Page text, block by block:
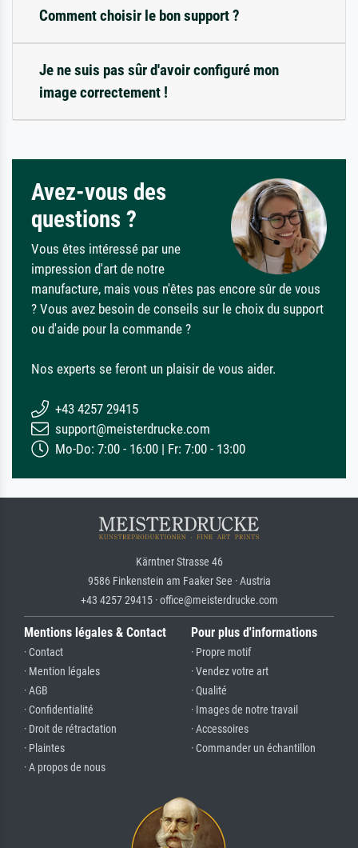
Comment choisir le bon support ?
Je ne suis pas sûr d'avoir configuré mon
image correctement !
Avez-vous des
questions ?
Vous êtes intéressé par une
impression d'art de notre
manufacture, mais vous n'êtes pas encore sûr de vous
? Vous avez besoin de conseils sur le choix du support
ou d'aide pour la commande ?
Nos experts se feront un plaisir de vous aider.
+43 4257 29415
support@meisterdrucke.com
Mo-Do: 7:00 - 16:00 | Fr: 7:00 - 13:00
Kärntner Strasse 46
9586 Finkenstein am Faaker See · Austria
+43 4257 29415 · office@meisterdrucke.com
Mentions légales & Contact
· Contact
· Mention légales
· AGB
· Confidentialité
· Droit de rétractation
· Plaintes
· A propos de nous
Pour plus d'informations
· Propre motif
· Vendez votre art
· Qualité
· Images de notre travail
· Accessoires
· Commander un échantillon